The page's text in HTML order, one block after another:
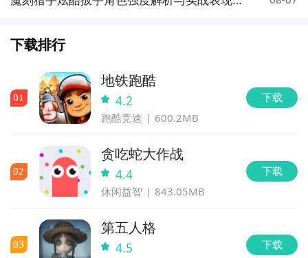
下载排行
01
地铁跑酷
4.2
跑酷竞速 600.2MB
下载
02
贪吃蛇大作战
4.4
休闲益智 843.05MB
下载
03
第五人格
4.5 下载